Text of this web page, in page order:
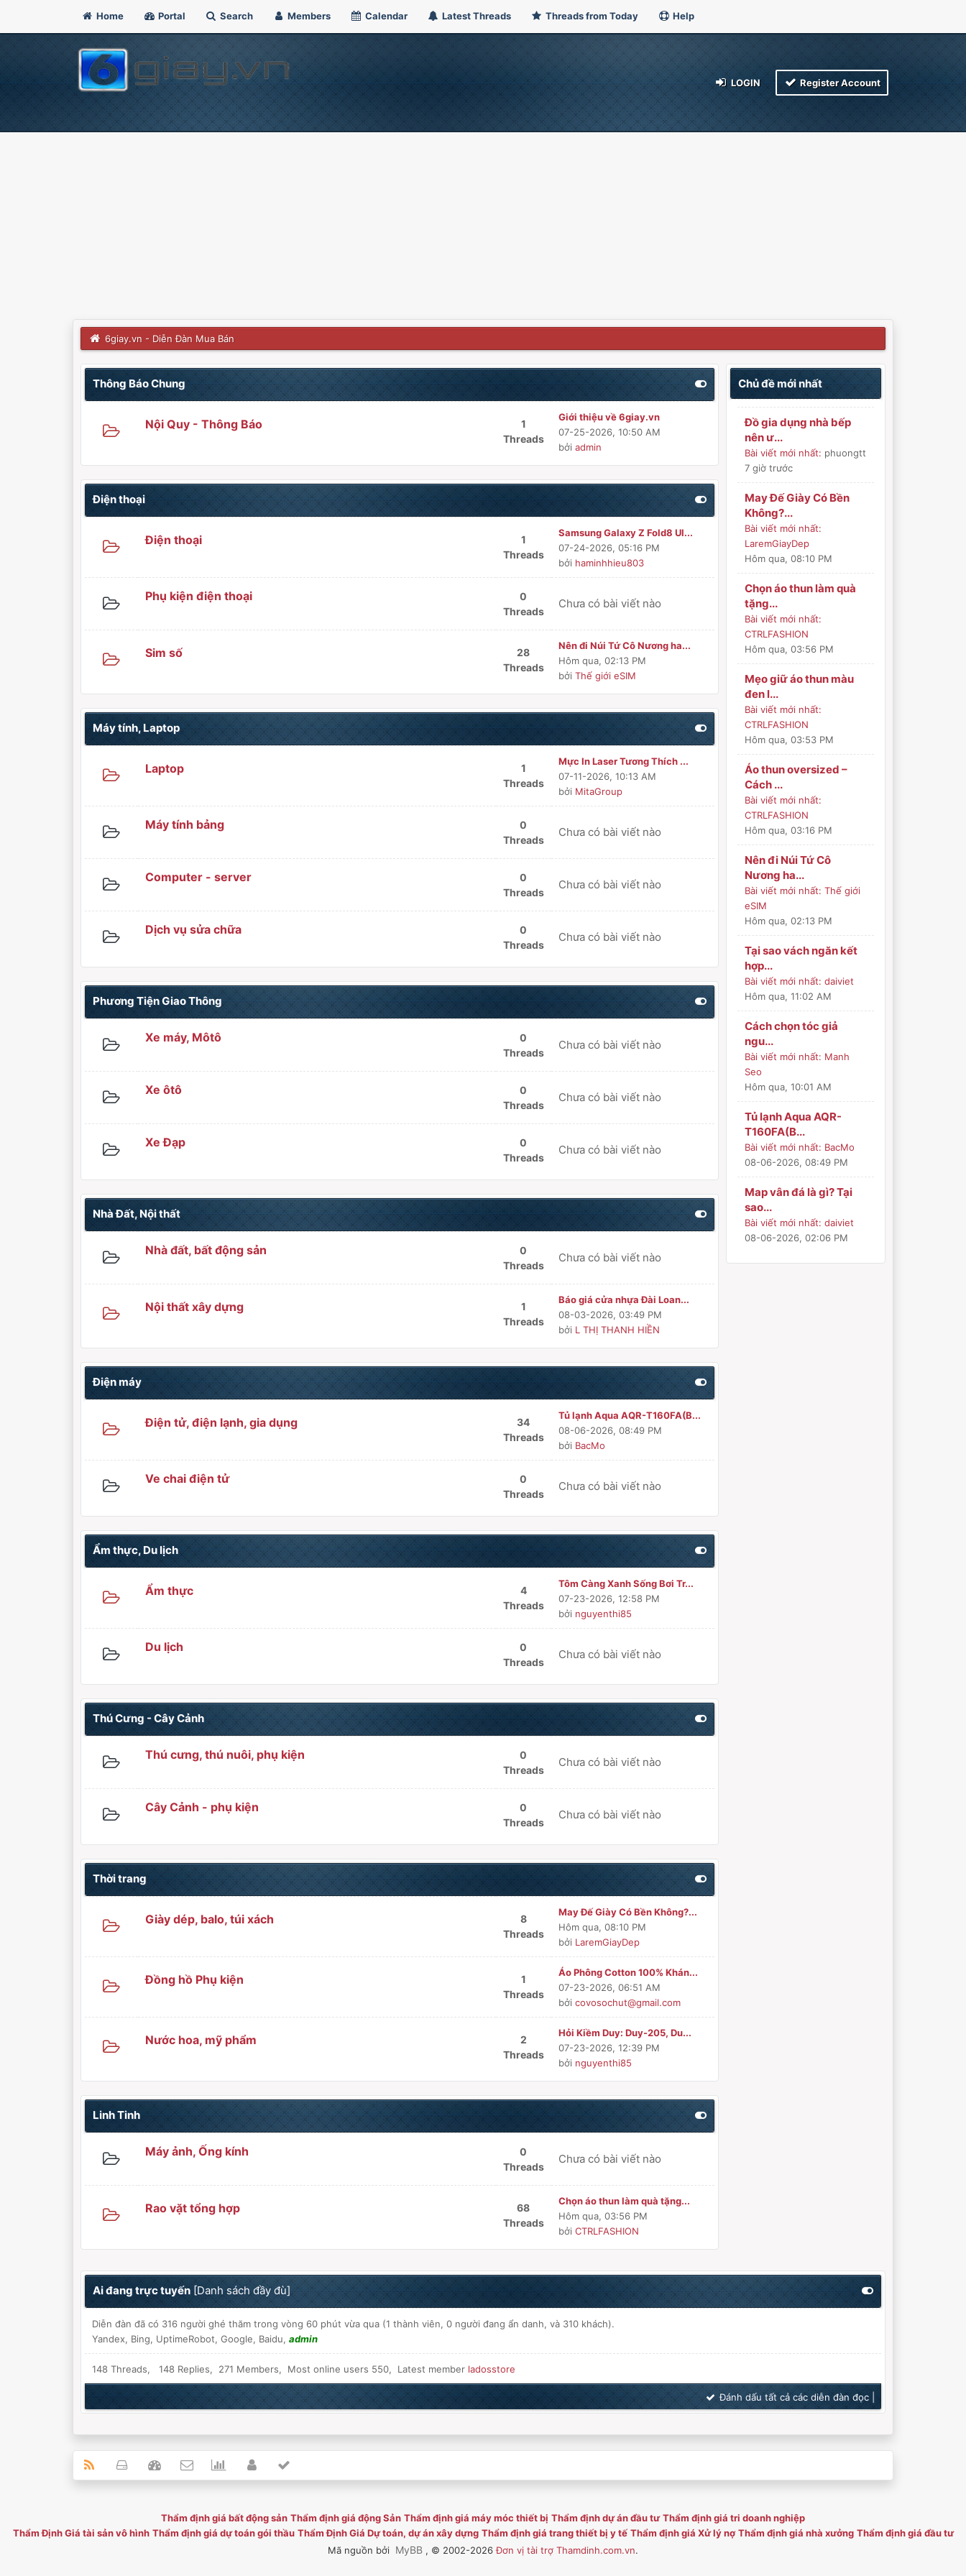
Home Portal Search Members Calendar Latest Threads Threads from Today Help
LOGIN Register Account
6giay.vn - Diễn Đàn Mua Bán
Thông Báo Chung
Nội Quy - Thông Báo
1
Threads
Giới thiệu về 6giay.vn
07-25-2026, 10:50 AM
bởi admin
Điện thoại
Điện thoại
1
Threads
Samsung Galaxy Z Fold8 Ul...
07-24-2026, 05:16 PM
bởi haminhhieu803
Phụ kiện điện thoại
0
Threads
Chưa có bài viết nào
Sim số
28
Threads
Nên đi Núi Tứ Cô Nương ha...
Hôm qua, 02:13 PM
bởi Thế giới eSIM
Máy tính, Laptop
Laptop
1
Threads
Mực In Laser Tương Thích ...
07-11-2026, 10:13 AM
bởi MitaGroup
Máy tính bảng
0
Threads
Chưa có bài viết nào
Computer - server
0
Threads
Chưa có bài viết nào
Dịch vụ sửa chữa
0
Threads
Chưa có bài viết nào
Phương Tiện Giao Thông
Xe máy, Môtô
0
Threads
Chưa có bài viết nào
Xe ôtô
0
Threads
Chưa có bài viết nào
Xe Đạp
0
Threads
Chưa có bài viết nào
Nhà Đất, Nội thất
Nhà đất, bất động sản
0
Threads
Chưa có bài viết nào
Nội thất xây dựng
1
Threads
Báo giá cửa nhựa Đài Loan...
08-03-2026, 03:49 PM
bởi L THỊ THANH HIỀN
Điện máy
Điện tử, điện lạnh, gia dụng
34
Threads
Tủ lạnh Aqua AQR-T160FA(B...
08-06-2026, 08:49 PM
bởi BacMo
Ve chai điện tử
0
Threads
Chưa có bài viết nào
Ẩm thực, Du lịch
Ẩm thực
4
Threads
Tôm Càng Xanh Sống Bơi Tr...
07-23-2026, 12:58 PM
bởi nguyenthi85
Du lịch
0
Threads
Chưa có bài viết nào
Thú Cưng - Cây Cảnh
Thú cưng, thú nuôi, phụ kiện
0
Threads
Chưa có bài viết nào
Cây Cảnh - phụ kiện
0
Threads
Chưa có bài viết nào
Thời trang
Giày dép, balo, túi xách
8
Threads
May Đế Giày Có Bền Không?...
Hôm qua, 08:10 PM
bởi LaremGiayDep
Đồng hồ Phụ kiện
1
Threads
Áo Phông Cotton 100% Khán...
07-23-2026, 06:51 AM
bởi covosochut@gmail.com
Nước hoa, mỹ phẩm
2
Threads
Hỏi Kiềm Duy: Duy-205, Du...
07-23-2026, 12:39 PM
bởi nguyenthi85
Linh Tinh
Máy ảnh, Ống kính
0
Threads
Chưa có bài viết nào
Rao vặt tổng hợp
68
Threads
Chọn áo thun làm quà tặng...
Hôm qua, 03:56 PM
bởi CTRLFASHION
Chủ đề mới nhất
Đồ gia dụng nhà bếp
nên ư...
Bài viết mới nhất: phuongtt
7 giờ trước
May Đế Giày Có Bền
Không?...
Bài viết mới nhất:
LaremGiayDep
Hôm qua, 08:10 PM
Chọn áo thun làm quà
tặng...
Bài viết mới nhất:
CTRLFASHION
Hôm qua, 03:56 PM
Mẹo giữ áo thun màu
đen l...
Bài viết mới nhất:
CTRLFASHION
Hôm qua, 03:53 PM
Áo thun oversized –
Cách ...
Bài viết mới nhất:
CTRLFASHION
Hôm qua, 03:16 PM
Nên đi Núi Tứ Cô
Nương ha...
Bài viết mới nhất: Thế giới
eSIM
Hôm qua, 02:13 PM
Tại sao vách ngăn kết
hợp...
Bài viết mới nhất: daiviet
Hôm qua, 11:02 AM
Cách chọn tóc giả
ngu...
Bài viết mới nhất: Manh
Seo
Hôm qua, 10:01 AM
Tủ lạnh Aqua AQR-
T160FA(B...
Bài viết mới nhất: BacMo
08-06-2026, 08:49 PM
Map vân đá là gì? Tại
sao...
Bài viết mới nhất: daiviet
08-06-2026, 02:06 PM
Ai đang trực tuyến[Danh sách đầy đù]
Diễn đàn đã có 316 người ghé thăm trong vòng 60 phút vừa qua (1 thành viên, 0 người đang ẩn danh, và 310 khách).
Yandex, Bing, UptimeRobot, Google, Baidu, admin
148 Threads, 148 Replies, 271 Members, Most online users 550, Latest member ladosstore
Đánh dấu tất cả các diễn đàn đọc|
Thẩm định giá bất động sản Thẩm định giá động Sản Thẩm định giá máy móc thiết bị Thẩm định dự án đầu tư Thẩm định giá tri doanh nghiệp
Thẩm Định Giá tài sản vô hình Thẩm định giá dự toán gói thầu Thẩm Định Giá Dự toán, dự án xây dựng Thẩm định giá trang thiết bị y tế Thẩm định giá Xử lý nợ Thẩm định giá nhà xưởng Thẩm định giá đầu tư
Mã nguồn bởi
MyBB , © 2002-2026Đơn vị tài trợ Thamdinh.com.vn.